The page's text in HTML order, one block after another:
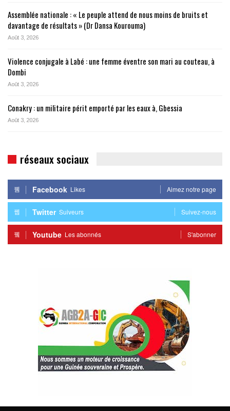
Assemblée nationale : « Le peuple attend de nous moins de bruits et
davantage de résultats » (Dr Dansa Kourouma)
Août 3, 2026
Violence conjugale à Labé : une femme éventre son mari au couteau, à
Dombi
Août 3, 2026
Conakry : un militaire périt emporté par les eaux à, Gbessia
Août 3, 2026
réseaux sociaux
Facebook Likes Aimez notre page
Twitter Suiveurs Suivez-nous
Youtube Les abonnés S'abonner